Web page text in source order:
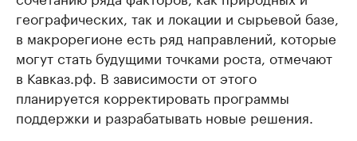
географических, так и локации и сырьевой базе,
в макрорегионе есть ряд направлений, которые
могут стать будущими точками роста, отмечают
в Кавказ.рф. В зависимости от этого
планируется корректировать программы
поддержки и разрабатывать новые решения.